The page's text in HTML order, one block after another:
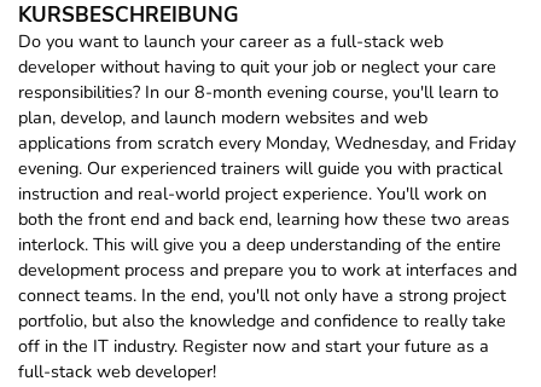
KURSBESCHREIBUNG
Do you want to launch your career as a full-stack web
developer without having to quit your job or neglect your care
responsibilities? In our 8-month evening course, you'll learn to
plan, develop, and launch modern websites and web
applications from scratch every Monday, Wednesday, and Friday
evening. Our experienced trainers will guide you with practical
instruction and real-world project experience. You'll work on
both the front end and back end, learning how these two areas
interlock. This will give you a deep understanding of the entire
development process and prepare you to work at interfaces and
connect teams. In the end, you'll not only have a strong project
portfolio, but also the knowledge and confidence to really take
off in the IT industry. Register now and start your future as a
full-stack web developer!